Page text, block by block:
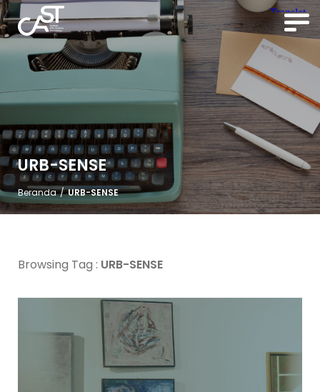
URB-SENSE
Beranda / URB-SENSE
Browsing Tag : URB-SENSE